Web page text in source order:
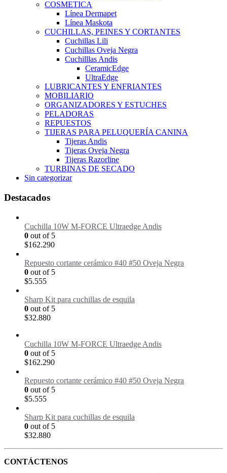
COSMETICA
Línea Dermapet
Línea Maskota
CUCHILLAS, PEINES Y CORTANTES
Cuchillas Lili
Cuchillas Oveja Negra
Cuchilllas Andis
CeramicEdge
UltraEdge
LUBRICANTES Y ENFRIANTES
MOBILIARIO
ORGANIZADORES Y ESTUCHES
PELADORAS
REPUESTOS
TIJERAS PARA PELUQUERÍA CANINA
Tijeras Andis
Tijeras Oveja Negra
Tijeras Razorline
TURBINAS DE SECADO
Sin categorizar
Destacados
Cuchilla 10W M-FORCE Ultraedge Andis
0 out of 5
$162.290
Repuesto cortante cerámico #40 #50 Oveja Negra
0 out of 5
$5.555
Sharp Kit para cuchillas de esquila
0 out of 5
$32.880
Cuchilla 10W M-FORCE Ultraedge Andis
0 out of 5
$162.290
Repuesto cortante cerámico #40 #50 Oveja Negra
0 out of 5
$5.555
Sharp Kit para cuchillas de esquila
0 out of 5
$32.880
CONTÁCTENOS